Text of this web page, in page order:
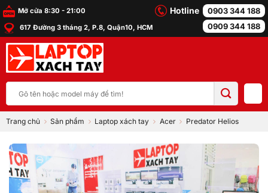
Bỏ
qua
nội
dung
Mở cửa 8:30 - 21:00
617 Đường 3 tháng 2, P.8, Quận10, HCM
Hotline
0903 344 188
0909 344 188
kiếm:
Trang chủ Sản phẩm Laptop xách tay Acer Predator Helios